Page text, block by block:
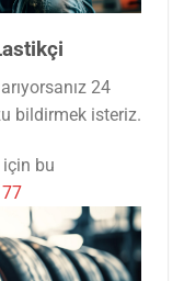
24
bildirmek isteriz.
bu